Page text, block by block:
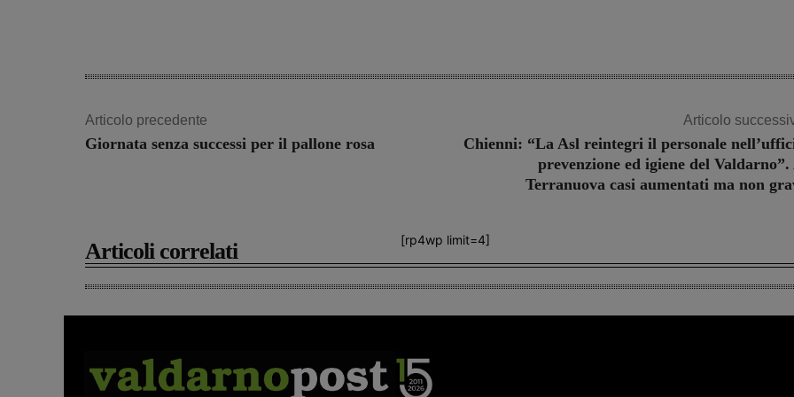
Articolo precedente
Giornata senza successi per il pallone rosa
Articolo
Chienni: “La Asl reintegri il personale
prevenzione ed igiene del Valdarno”.
Terranuova casi aumentati ma non
[rp4wp limit=4]
Articoli correlati